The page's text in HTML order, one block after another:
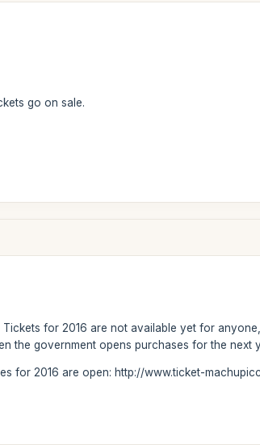
go on sale.
for 2016 are not available yet for
the government opens purchases for the next
for 2016 are open: http://www.ticket-